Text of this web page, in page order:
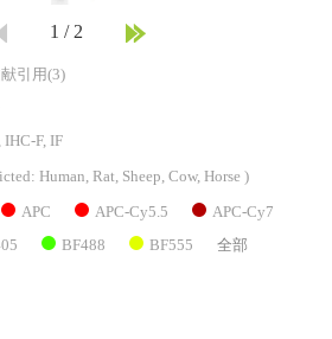
1 /2
引用(3)
F, IF
Human, Rat, Sheep, Cow, Horse )
APC APC-Cy5.5 APC-Cy7
BF488 BF555 全部